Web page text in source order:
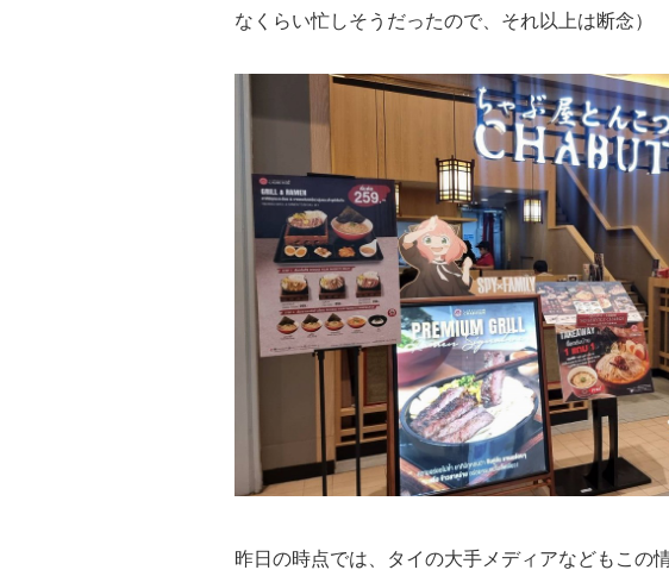
なくらい忙しそうだったので、それ以上は断念）
昨日の時点では、タイの大手メディアなどもこの